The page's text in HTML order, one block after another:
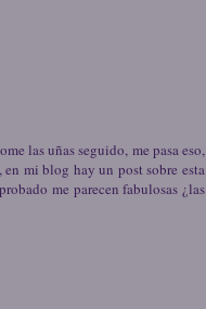
las uñas seguido, me pasa eso,
mi blog hay un post sobre esta
me parecen fabulosas ¿las